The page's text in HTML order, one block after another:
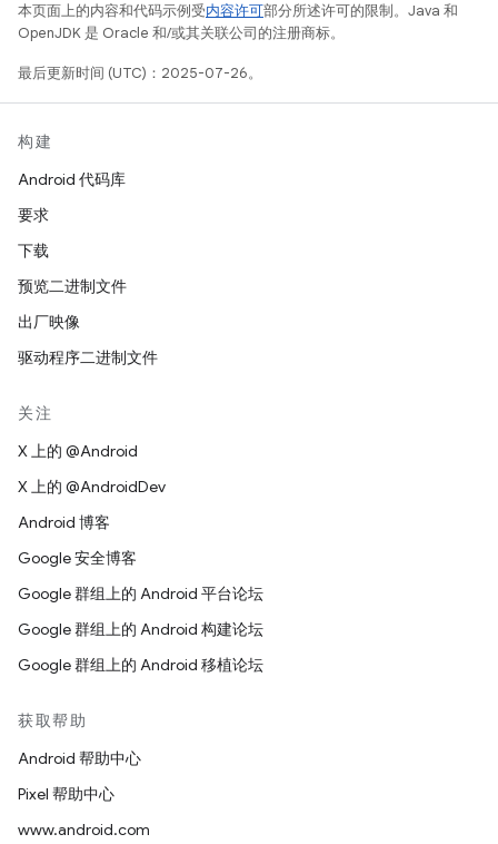
本页面上的内容和代码示例受内容许可部分所述许可的限制。Java 和
OpenJDK 是 Oracle 和/或其关联公司的注册商标。
最后更新时间 (UTC)：2025-07-26。
构建
Android 代码库
要求
下载
预览二进制文件
出厂映像
驱动程序二进制文件
关注
X 上的 @Android
X 上的 @AndroidDev
Android 博客
Google 安全博客
Google 群组上的 Android 平台论坛
Google 群组上的 Android 构建论坛
Google 群组上的 Android 移植论坛
获取帮助
Android 帮助中心
Pixel 帮助中心
www.android.com